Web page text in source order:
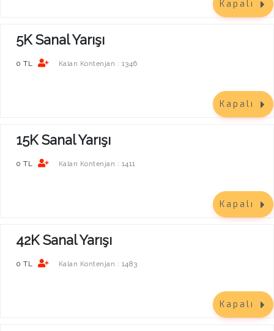
Kapalı
5K Sanal Yarışı
0 TL Kalan Kontenjan : 1346
Kapalı
15K Sanal Yarışı
0 TL Kalan Kontenjan : 1411
Kapalı
42K Sanal Yarışı
0 TL Kalan Kontenjan : 1483
Kapalı